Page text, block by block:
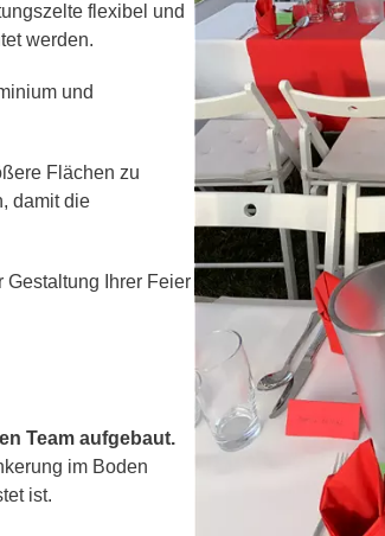
flexibel und
werden.
und
Flächen zu
damit die
Gestaltung Ihrer Feier
Team aufgebaut.
im Boden
ist.